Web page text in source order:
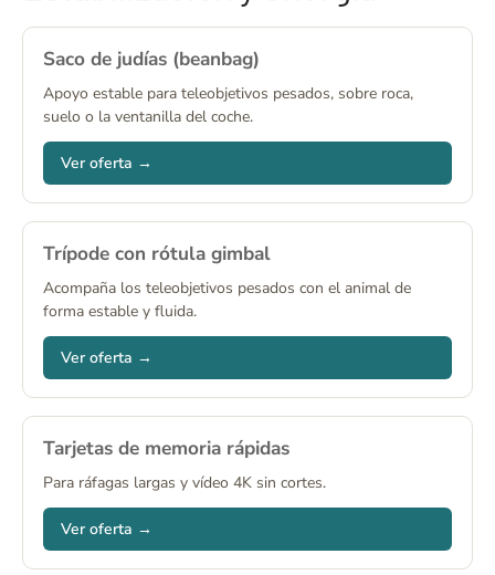
Saco de judías (beanbag)
Apoyo estable para teleobjetivos pesados, sobre roca,
suelo o la ventanilla del coche.
Ver oferta →
Trípode con rótula gimbal
Acompaña los teleobjetivos pesados con el animal de
forma estable y fluida.
Ver oferta →
Tarjetas de memoria rápidas
Para ráfagas largas y vídeo 4K sin cortes.
Ver oferta →